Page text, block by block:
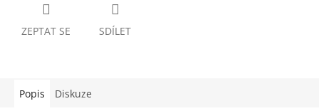
ZEPTAT SE SDÍLET
Popis Diskuze